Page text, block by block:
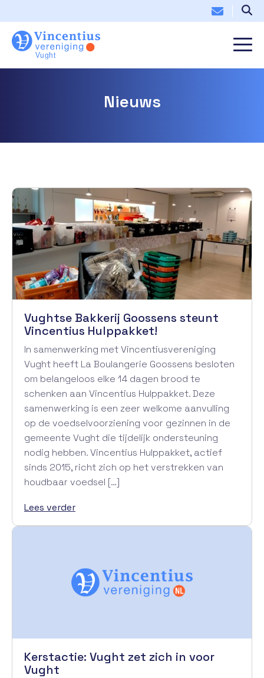
Nieuws
Vughtse Bakkerij Goossens steunt
Vincentius Hulppakket!
In samenwerking met Vincentiusvereniging
Vught heeft La Boulangerie Goossens besloten
om belangeloos elke 14 dagen brood te
schenken aan Vincentius Hulppakket. Deze
samenwerking is een zeer welkome aanvulling
op de voedselvoorziening voor gezinnen in de
gemeente Vught die tijdelijk ondersteuning
nodig hebben. Vincentius Hulppakket, actief
sinds 2015, richt zich op het verstrekken van
houdbaar voedsel […]
Lees verder
Kerstactie: Vught zet zich in voor
Vught